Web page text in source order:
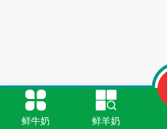
鲜牛奶 鲜羊奶